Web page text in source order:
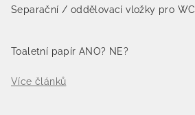
Separační / oddělovací vložky pro WC
Toaletní papír ANO? NE?
Více článků